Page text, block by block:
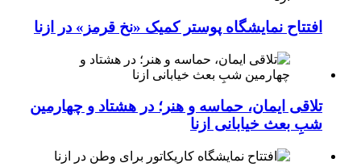
افتتاح نمایشگاه پوستر کمیک «نخ قرمز» در ازنا
تلاقی ایمان، حماسه و هنر؛ در هشتاد و چهارمین
شبِ بعث خیابانی ازنا